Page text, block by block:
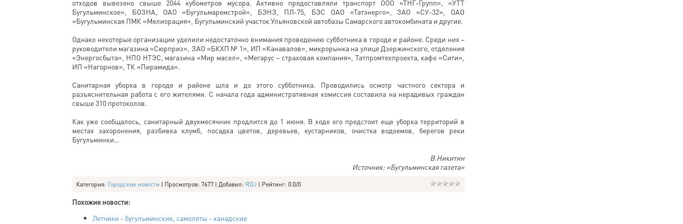
отходов вывезено свыше 2044 кубометров мусора. Активно предоставляли транспорт ООО «ТНГ-Групп», «УТТ
Бугульминское», БОЗНА, ОАО «Бугульмаремстрой», БЭНЗ, ПЛ-75, БЭС ОАО «Татэнерго», ЗАО «СУ-32», ОАО
«Бугульминская ПМК «Мелиорация», Бугульминский участок Ульяновской автобазы Самарского автокомбината и другие.
Однако некоторые организации уделили недостаточно внимания проведению субботника в городе и районе. Среди них –
руководители магазина «Сюрприз», ЗАО «БКХП № 1», ИП «Канавалов», микрорынка на улице Дзержинского, отделения
«Энергосбыта», НПО НТЭС, магазина «Мир масел», «Мегарус – страховая компания», Татпромтехпроекта, кафе «Сити»,
ИП «Нагорнов», ТК «Пирамида».
Санитарная уборка в городе и районе шла и до этого субботника. Проводились осмотр частного сектора и
разъяснительная работа с его жителями. С начала года административная комиссия составила на нерадивых граждан
свыше 310 протоколов.
Как уже сообщалось, санитарный двухмесячник продлится до 1 июня. В ходе его предстоит еще уборка территорий в
местах захоронения, разбивка клумб, посадка цветов, деревьев, кустарников, очистка водоемов, берегов реки
Бугульминки…
В.Никитин
Источник: «Бугульминская газета»
Категория: Городские новости | Просмотров: 7677 | Добавил: RDJ | Рейтинг: 0.0/0
Похожие новости:
Летчики - бугульминские, самолеты - канадские